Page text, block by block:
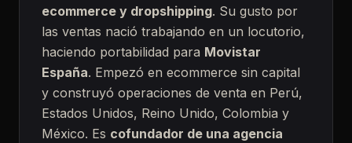
ecommerce y dropshipping. Su gusto por
las ventas nació trabajando en un locutorio,
haciendo portabilidad para Movistar
España. Empezó en ecommerce sin capital
y construyó operaciones de venta en Perú,
Estados Unidos, Reino Unido, Colombia y
México. Es cofundador de una agencia